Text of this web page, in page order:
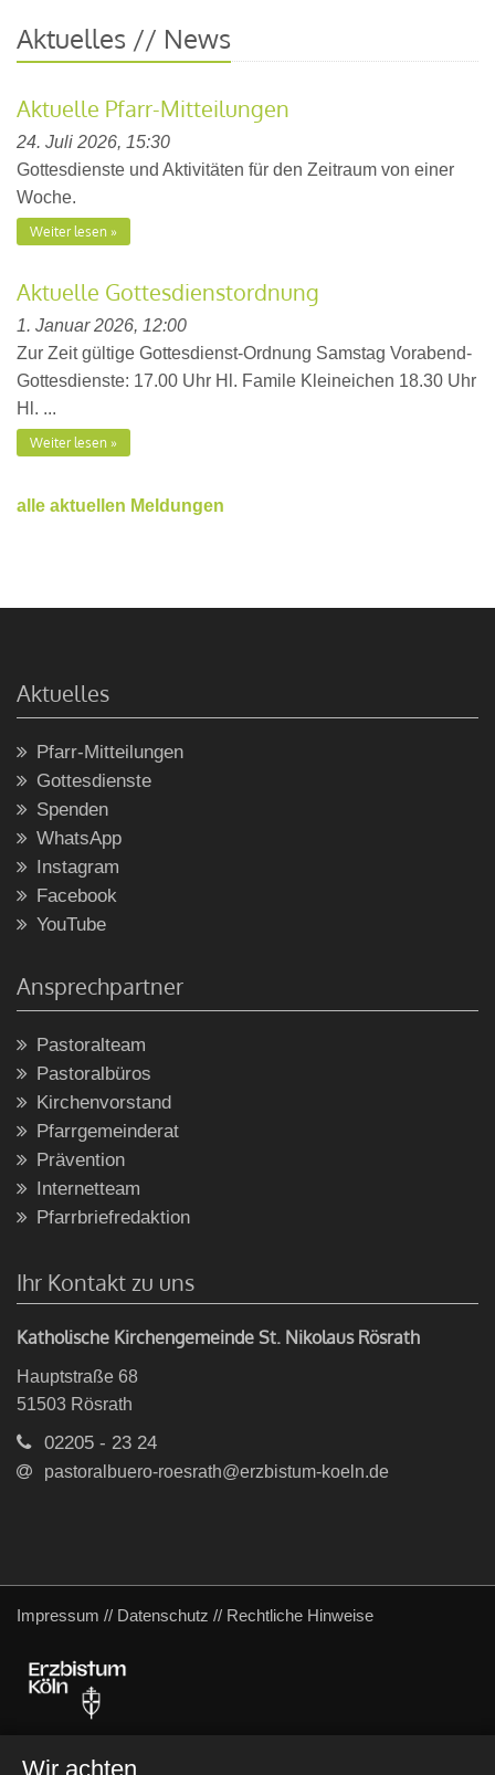
Aktuelles // News
Aktuelle Pfarr-Mitteilungen
24. Juli 2026, 15:30
Gottesdienste und Aktivitäten für den Zeitraum von einer
Woche.
Weiter lesen
Aktuelle Gottesdienstordnung
1. Januar 2026, 12:00
Zur Zeit gültige Gottesdienst-Ordnung Samstag Vorabend-
Gottesdienste: 17.00 Uhr Hl. Famile Kleineichen 18.30 Uhr
Hl. ...
Weiter lesen
alle aktuellen Meldungen
Aktuelles
Pfarr-Mitteilungen
Gottesdienste
Spenden
WhatsApp
Instagram
Facebook
YouTube
Ansprechpartner
Pastoralteam
Pastoralbüros
Kirchenvorstand
Pfarrgemeinderat
Prävention
Internetteam
Pfarrbriefredaktion
Ihr Kontakt zu uns
Katholische Kirchengemeinde St. Nikolaus Rösrath
Hauptstraße 68
51503 Rösrath
02205 - 23 24
pastoralbuero-roesrath@erzbistum-koeln.de
Impressum // Datenschutz // Rechtliche Hinweise
Wir achten